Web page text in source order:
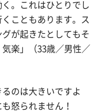
く。これはひとりでし
こともあります。ス
が起きたとしてもそ
楽」（33歳／男性／
のは大きいですよ
怒られません！